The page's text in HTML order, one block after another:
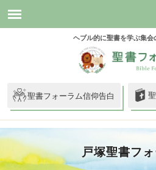
ヘブル的に聖書を学ぶ集会
聖書フォーラム信仰告白
戸塚聖書フ